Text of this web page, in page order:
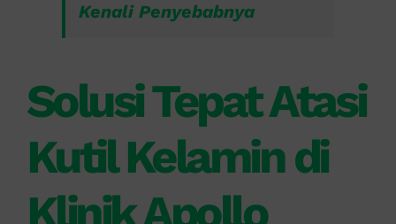
Kenali Penyebabnya
Solusi Tepat Atasi
Kutil Kelamin di
Klinik Apollo